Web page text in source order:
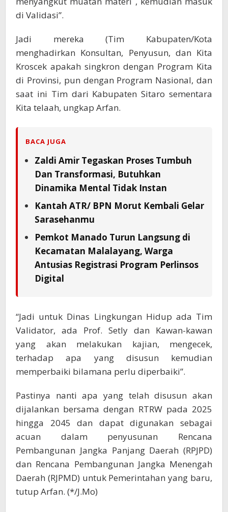
di Validasi”.
Jadi mereka (Tim Kabupaten/Kota
menghadirkan Konsultan, Penyusun, dan Kita
Kroscek apakah singkron dengan Program Kita
di Provinsi, pun dengan Program Nasional, dan
saat ini Tim dari Kabupaten Sitaro sementara
Kita telaah, ungkap Arfan.
BACA JUGA
Zaldi Amir Tegaskan Proses Tumbuh
Dan Transformasi, Butuhkan
Dinamika Mental Tidak Instan
Kantah ATR/ BPN Morut Kembali Gelar
Sarasehanmu
Pemkot Manado Turun Langsung di
Kecamatan Malalayang, Warga
Antusias Registrasi Program Perlinsos
Digital
“Jadi untuk Dinas Lingkungan Hidup ada Tim
Validator, ada Prof. Setly dan Kawan-kawan
yang akan melakukan kajian, mengecek,
terhadap apa yang disusun kemudian
memperbaiki bilamana perlu diperbaiki”.
Pastinya nanti apa yang telah disusun akan
dijalankan bersama dengan RTRW pada 2025
hingga 2045 dan dapat digunakan sebagai
acuan dalam penyusunan Rencana
Pembangunan Jangka Panjang Daerah (RPJPD)
dan Rencana Pembangunan Jangka Menengah
Daerah (RJPMD) untuk Pemerintahan yang baru,
tutup Arfan. (*/J.Mo)